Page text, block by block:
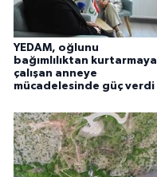
YEDAM, oğlunu
bağımlılıktan kurtarmaya
çalışan anneye
mücadelesinde güç verdi